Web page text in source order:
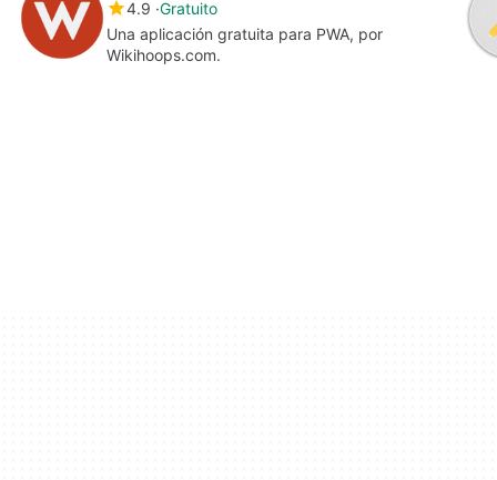
4.9 Gratuito
Una aplicación gratuita para PWA, por
Wikihoops.com.